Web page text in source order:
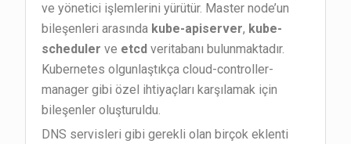
ve yönetici işlemlerini yürütür. Master node’un
bileşenleri arasında kube-apiserver, kube-
scheduler ve etcdveritabanı bulunmaktadır.
Kubernetes olgunlaştıkça cloud-controller-
manager gibi özel ihtiyaçları karşılamak için
bileşenler oluşturuldu.
DNS servisleri gibi gerekli olan birçok eklenti